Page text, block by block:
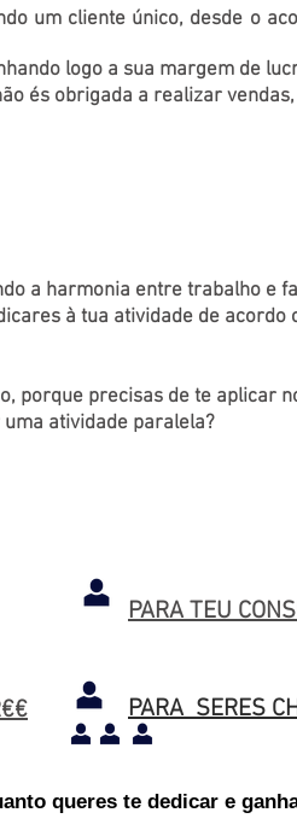
um cliente único, desde o
logo a sua margem de
és obrigada a realizar
a harmonia entre trabalho e
à tua atividade de acordo
porque precisas de te aplicar
atividade paralela?
PARA TEU
PARA SERES
queres te dedicar e